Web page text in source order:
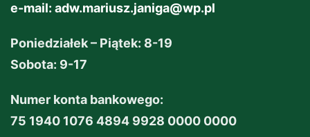
e-mail: adw.mariusz.janiga@wp.pl
Poniedziałek – Piątek: 8-19
Sobota: 9-17
Numer konta bankowego:
75 1940 1076 4894 9928 0000 0000